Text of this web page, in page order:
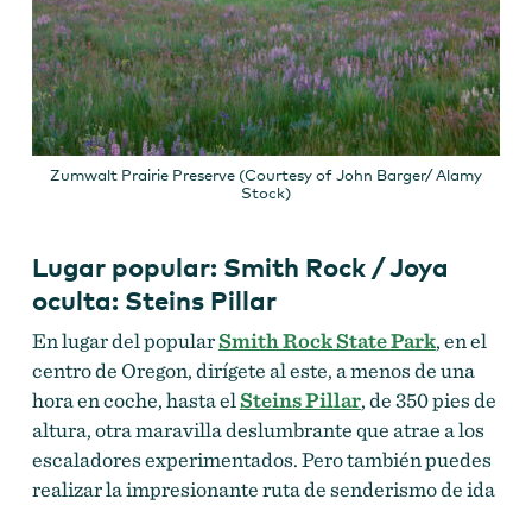
Zumwalt Prairie Preserve (Courtesy of John Barger/ Alamy
Stock)
Lugar popular: Smith Rock / Joya
oculta: Steins Pillar
En lugar del popularSmith Rock State Park, en el
centro de Oregon, dirígete al este, a menos de una
hora en coche, hasta elSteins Pillar, de 350 pies de
altura, otra maravilla deslumbrante que atrae a los
escaladores experimentados. Pero también puedes
realizar la impresionante ruta de senderismo de ida